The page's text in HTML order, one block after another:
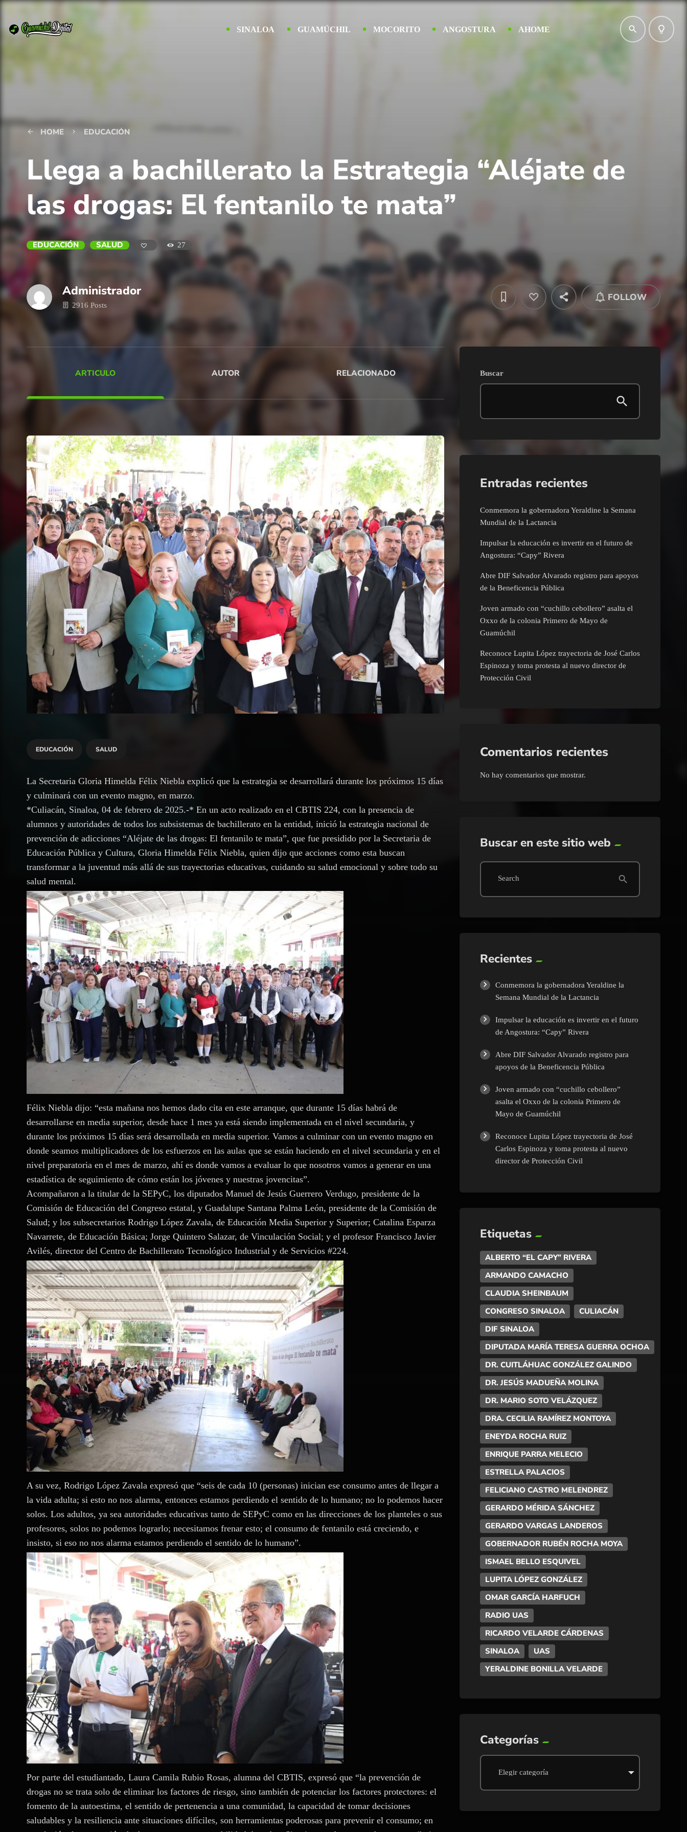
SINALOA GUAMÚCHIL MOCORITO ANGOSTURA AHOME search lightbulb_outline
arrow_back HOME keyboard_arrow_right EDUCACIÓN
Llega a bachillerato la Estrategia “Aléjate de
las drogas: El fentanilo te mata”
EDUCACIÓN SALUD 27
Administrador
2916 Posts
FOLLOW
ARTICULO AUTOR RELACIONADO
EDUCACIÓN SALUD
La Secretaria Gloria Himelda Félix Niebla explicó que la estrategia se desarrollará durante los próximos 15 días
y culminará con un evento magno, en marzo.
*Culiacán, Sinaloa, 04 de febrero de 2025.-* En un acto realizado en el CBTIS 224, con la presencia de
alumnos y autoridades de todos los subsistemas de bachillerato en la entidad, inició la estrategia nacional de
prevención de adicciones “Aléjate de las drogas: El fentanilo te mata”, que fue presidido por la Secretaria de
Educación Pública y Cultura, Gloria Himelda Félix Niebla, quien dijo que acciones como esta buscan
transformar a la juventud más allá de sus trayectorias educativas, cuidando su salud emocional y sobre todo su
salud mental.
Félix Niebla dijo: “esta mañana nos hemos dado cita en este arranque, que durante 15 días habrá de
desarrollarse en media superior, desde hace 1 mes ya está siendo implementada en el nivel secundaria, y
durante los próximos 15 días será desarrollada en media superior. Vamos a culminar con un evento magno en
donde seamos multiplicadores de los esfuerzos en las aulas que se están haciendo en el nivel secundaria y en el
nivel preparatoria en el mes de marzo, ahí es donde vamos a evaluar lo que nosotros vamos a generar en una
estadística de seguimiento de cómo están los jóvenes y nuestras jovencitas”.
Acompañaron a la titular de la SEPyC, los diputados Manuel de Jesús Guerrero Verdugo, presidente de la
Comisión de Educación del Congreso estatal, y Guadalupe Santana Palma León, presidente de la Comisión de
Salud; y los subsecretarios Rodrigo López Zavala, de Educación Media Superior y Superior; Catalina Esparza
Navarrete, de Educación Básica; Jorge Quintero Salazar, de Vinculación Social; y el profesor Francisco Javier
Avilés, director del Centro de Bachillerato Tecnológico Industrial y de Servicios #224.
A su vez, Rodrigo López Zavala expresó que “seis de cada 10 (personas) inician ese consumo antes de llegar a
la vida adulta; si esto no nos alarma, entonces estamos perdiendo el sentido de lo humano; no lo podemos hacer
solos. Los adultos, ya sea autoridades educativas tanto de SEPyC como en las direcciones de los planteles o sus
profesores, solos no podemos lograrlo; necesitamos frenar esto; el consumo de fentanilo está creciendo, e
insisto, si eso no nos alarma estamos perdiendo el sentido de lo humano”.
Por parte del estudiantado, Laura Camila Rubio Rosas, alumna del CBTIS, expresó que “la prevención de
drogas no se trata solo de eliminar los factores de riesgo, sino también de potenciar los factores protectores: el
fomento de la autoestima, el sentido de pertenencia a una comunidad, la capacidad de tomar decisiones
saludables y la resiliencia ante situaciones difíciles, son herramientas poderosas para prevenir el consumo; en
Buscar
Entradas recientes
Conmemora la gobernadora Yeraldine la Semana
Mundial de la Lactancia
Impulsar la educación es invertir en el futuro de
Angostura: “Capy” Rivera
Abre DIF Salvador Alvarado registro para apoyos
de la Beneficencia Pública
Joven armado con “cuchillo cebollero” asalta el
Oxxo de la colonia Primero de Mayo de
Guamúchil
Reconoce Lupita López trayectoria de José Carlos
Espinoza y toma protesta al nuevo director de
Protección Civil
Comentarios recientes
No hay comentarios que mostrar.
Buscar en este sitio web
Search search
Recientes
Conmemora la gobernadora Yeraldine la
Semana Mundial de la Lactancia
Impulsar la educación es invertir en el futuro
de Angostura: “Capy” Rivera
Abre DIF Salvador Alvarado registro para
apoyos de la Beneficencia Pública
Joven armado con “cuchillo cebollero”
asalta el Oxxo de la colonia Primero de
Mayo de Guamúchil
Reconoce Lupita López trayectoria de José
Carlos Espinoza y toma protesta al nuevo
director de Protección Civil
Etiquetas
ALBERTO “EL CAPY” RIVERA
ARMANDO CAMACHO
CLAUDIA SHEINBAUM
CONGRESO SINALOA
CULIACÁN
DIF SINALOA
DIPUTADA MARÍA TERESA GUERRA OCHOA
DR. CUITLÁHUAC GONZÁLEZ GALINDO
DR. JESÚS MADUEÑA MOLINA
DR. MARIO SOTO VELÁZQUEZ
DRA. CECILIA RAMÍREZ MONTOYA
ENEYDA ROCHA RUIZ
ENRIQUE PARRA MELECIO
ESTRELLA PALACIOS
FELICIANO CASTRO MELENDREZ
GERARDO MÉRIDA SÁNCHEZ
GERARDO VARGAS LANDEROS
GOBERNADOR RUBÉN ROCHA MOYA
ISMAEL BELLO ESQUIVEL
LUPITA LÓPEZ GONZÁLEZ
OMAR GARCÍA HARFUCH
RADIO UAS
RICARDO VELARDE CÁRDENAS
SINALOA
UAS
YERALDINE BONILLA VELARDE
Categorías